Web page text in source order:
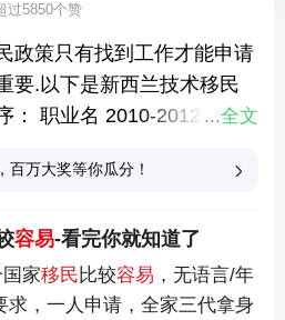
过5850个赞
政策只有找到工作才能申请
要.以下是新西兰技术移民
年批
中学老师 1,038
...全文
百万大奖等你瓜分！
容易-看完你就知道了
家移民比较容易 ，无语言/年
求，一人申请，全家三代拿身